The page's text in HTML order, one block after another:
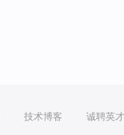
技术博客 诚聘英才